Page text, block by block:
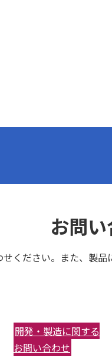
お問
ください。また、製
開発・製造に関する
お問い合わせ